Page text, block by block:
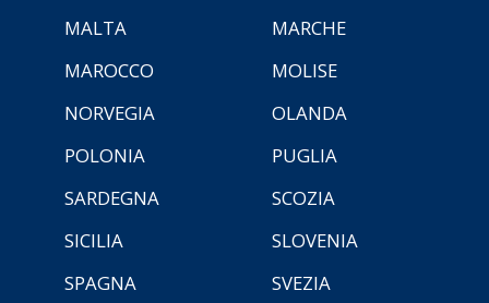
MALTA
MARCHE
MAROCCO
MOLISE
NORVEGIA
OLANDA
POLONIA
PUGLIA
SARDEGNA
SCOZIA
SICILIA
SLOVENIA
SPAGNA
SVEZIA